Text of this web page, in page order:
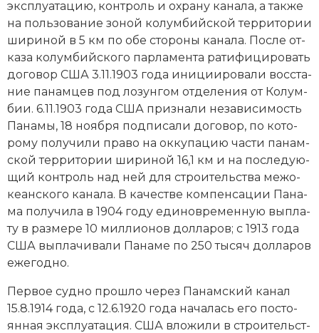
экс­плуа­та­цию, кон­троль и ох­ра­ну ка­на­ла, а так­же
на поль­зо­ва­ние зо­ной ко­лум­бий­ской тер­ри­то­рии
ши­ри­ной в 5 км по обе сто­ро­ны ка­на­ла. По­сле от­
ка­за ко­лум­бий­ско­го пар­ла­мен­та ра­ти­фи­ци­ро­вать
до­го­вор США 3.11.1903 года ини­ции­ро­ва­ли вос­ста­
ние па­нам­цев под ло­зун­гом от­де­ле­ния от Ко­лум­
бии. 6.11.1903 года США при­зна­ли не­за­ви­си­мость
Па­на­мы, 18 но­ября под­пи­са­ли до­го­вор, по ко­то­
ро­му по­лу­чи­ли пра­во на ок­ку­па­цию час­ти па­нам­
ской тер­ри­то­рии ши­ри­ной 16,1 км и на по­сле­дую­
щий кон­троль над ней для строи­тель­ст­ва ме­жо­
ке­ан­ско­го ка­на­ла. В ка­че­ст­ве ком­пен­са­ции Па­на­
ма по­лу­чи­ла в 1904 году еди­но­временную вы­пла­
ту в раз­ме­ре 10 миллионов долларов; с 1913 года
США вы­пла­чи­ва­ли Па­на­ме по 250 тысяч долларов
еже­год­но.
Пер­вое суд­но про­шло че­рез Панамский канал
15.8.1914 года, с 12.6.1920 года на­ча­лась его по­сто­
ян­ная экс­плуа­та­ция. США вло­жи­ли в строи­тель­ст­